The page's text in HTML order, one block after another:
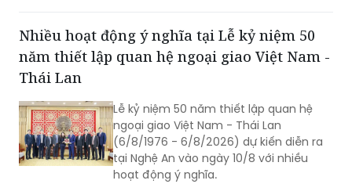
Nhiều hoạt động ý nghĩa tại Lễ kỷ niệm 50
năm thiết lập quan hệ ngoại giao Việt Nam -
Thái Lan
Lễ kỷ niệm 50 năm thiết lập quan hệ
ngoại giao Việt Nam - Thái Lan
(6/8/1976 - 6/8/2026) dự kiến diễn ra
tại Nghệ An vào ngày 10/8 với nhiều
hoạt động ý nghĩa.